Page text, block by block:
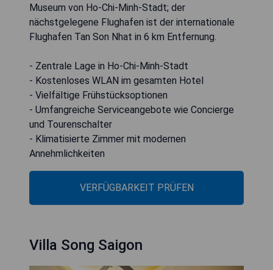
Museum von Ho-Chi-Minh-Stadt; der
nächstgelegene Flughafen ist der internationale
Flughafen Tan Son Nhat in 6 km Entfernung.
- Zentrale Lage in Ho-Chi-Minh-Stadt
- Kostenloses WLAN im gesamten Hotel
- Vielfältige Frühstücksoptionen
- Umfangreiche Serviceangebote wie Concierge
und Tourenschalter
- Klimatisierte Zimmer mit modernen
Annehmlichkeiten
VERFÜGBARKEIT PRÜFEN
Villa Song Saigon